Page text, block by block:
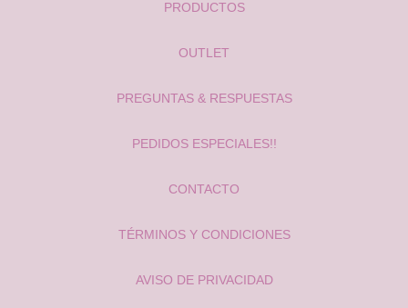
PRODUCTOS
OUTLET
PREGUNTAS & RESPUESTAS
PEDIDOS ESPECIALES!!
CONTACTO
TÉRMINOS Y CONDICIONES
AVISO DE PRIVACIDAD